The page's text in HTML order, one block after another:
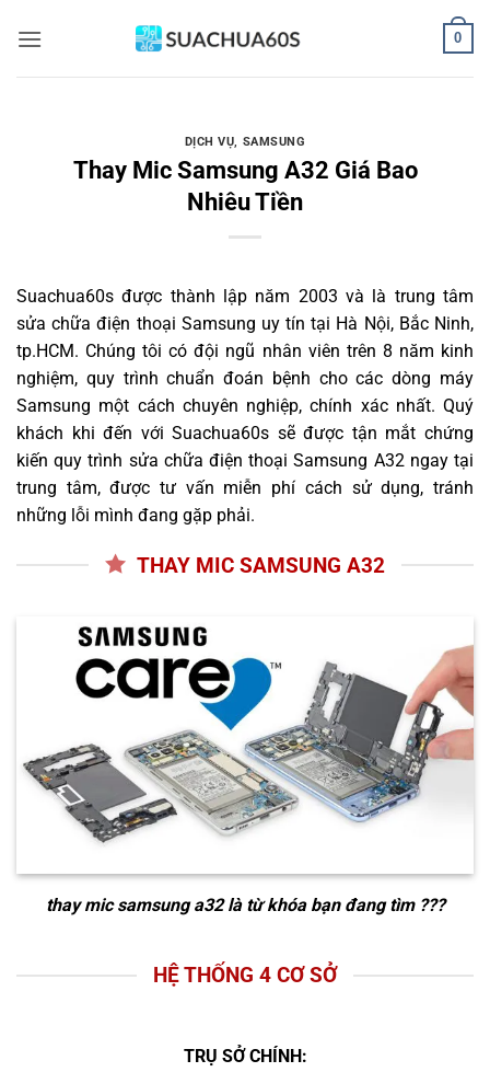
qua
0
DỊCH VỤ, SAMSUNG
Thay Mic Samsung A32 Giá Bao
Nhiêu Tiền
Suachua60s được thành lập năm 2003 và là trung tâm
sửa chữa điện thoại Samsung uy tín tại Hà Nội, Bắc Ninh,
tp.HCM. Chúng tôi có đội ngũ nhân viên trên 8 năm kinh
nghiệm, quy trình chuẩn đoán bệnh cho các dòng máy
Samsung một cách chuyên nghiệp, chính xác nhất. Quý
khách khi đến với Suachua60s sẽ được tận mắt chứng
kiến quy trình sửa chữa điện thoại Samsung A32 ngay tại
trung tâm, được tư vấn miễn phí cách sử dụng, tránh
những lỗi mình đang gặp phải.
THAY MIC SAMSUNG A32
thay mic samsung a32là từ khóa bạn đang tìm ???
HỆ THỐNG 4 CƠ SỞ
TRỤ SỞ CHÍNH: